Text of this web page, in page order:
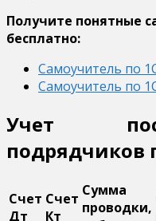
Получите понятные
бесплатно:
Самоучитель по
Самоучитель по
Учет
подрядчиков
Счет
Дт
Счет
Кт
Сумма
проводки,